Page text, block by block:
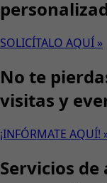
SOLICÍTALO AQUÍ »
No te
visitas y
¡INFÓRMATE AQUÍ!
Servicios de